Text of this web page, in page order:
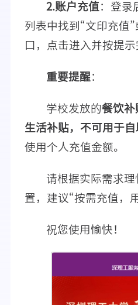
2.账户充值 ：登录
列表中找到“文印充值”
口，点击进入并按提示
重要提醒 ：
学校发放的餐饮补
生活补贴，不可用于
使用个人充值金额。
请根据实际需求
置，建议“按需充值，
祝您使用愉快！